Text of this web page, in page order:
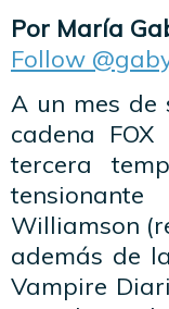
Por María
Follow
A un mes de
cadena
tercera
Williamson
además de
Vampire